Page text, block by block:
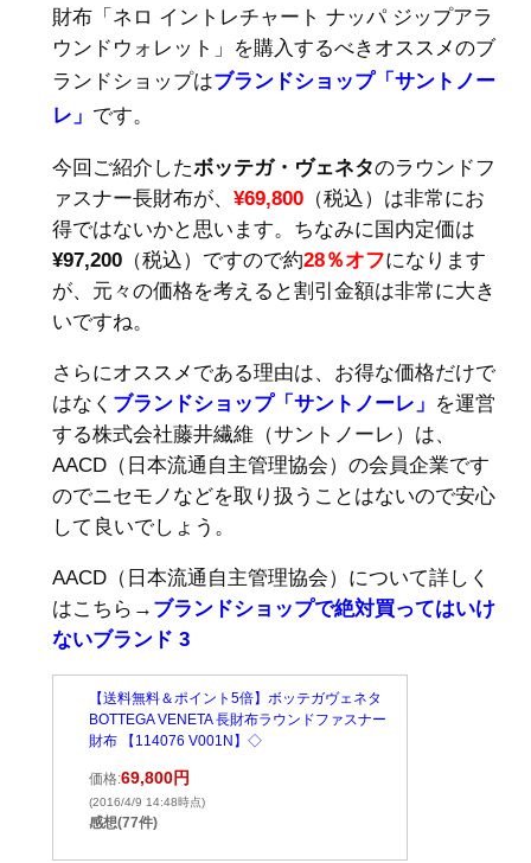
財布「ネロ イントレチャート ナッパ ジップアラ
ウンドウォレット」を購入するべき オススメのブ
ランドショップはブランドショップ「サントノー
レ」 です。
今回ご紹介したボッテガ・ヴェネタのラウンドフ
ァスナー長財布が、 ¥69,800（税込）は非常にお
得ではないかと思います。ちなみに国内定価は
¥97,200（税込）ですので約28％オフになります
が、元々の価格を考えると割引金額は非常に大き
いですね。
さらにオススメ である理由は、お得な価格だけで
はなく ブランドショップ「サントノーレ」 を運営
する株式会社藤井繊維（サントノーレ）は、
AACD（日本流通自主管理協会）の会員企業です
のでニセモノなどを取り扱うことはないので安心
して 良いでしょう。
AACD（日本流通自主管理協会）について詳しく
はこちら→ ブランドショップで絶対買ってはいけ
ないブランド 3
【送料無料＆ポイント5倍】ボッテガヴェネタ
BOTTEGA VENETA 長財布ラウンドファスナー
財布 【114076 V001N】◇
価格:69,800円
(2016/4/9 14:48時点)
感想(77件)